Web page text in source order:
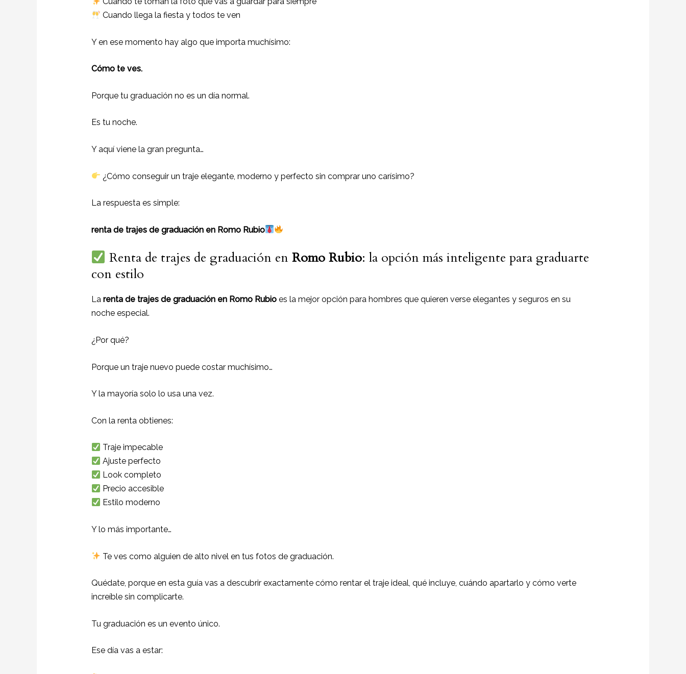
Cuando llega la fiesta y todos te ven
Y en ese momento hay algo que importa muchísimo:
Cómo te ves.
Porque tu graduación no es un día normal.
Es tu noche.
Y aquí viene la gran pregunta…
¿Cómo conseguir un traje elegante, moderno y perfecto sin comprar uno carísimo?
La respuesta es simple:
renta de trajes de graduación en Romo Rubio
Renta de trajes de graduación enRomo Rubio: la opción más inteligente para graduarte
con estilo
La renta de trajes de graduación en Romo Rubio es la mejor opción para hombres que quieren verse elegantes y seguros en su
noche especial.
¿Por qué?
Porque un traje nuevo puede costar muchísimo…
Y la mayoría solo lo usa una vez.
Con la renta obtienes:
Traje impecable
Ajuste perfecto
Look completo
Precio accesible
Estilo moderno
Y lo más importante…
Te ves como alguien de alto nivel en tus fotos de graduación.
Quédate, porque en esta guía vas a descubrir exactamente cómo rentar el traje ideal, qué incluye, cuándo apartarlo y cómo verte
increíble sin complicarte.
Tu graduación es un evento único.
Ese día vas a estar: